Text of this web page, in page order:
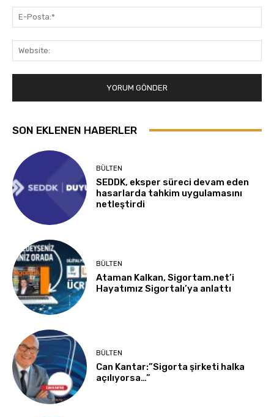
SON EKLENEN HABERLER
BÜLTEN
SEDDK, eksper süreci devam eden
hasarlarda tahkim uygulamasını
netleştirdi
BÜLTEN
Ataman Kalkan, Sigortam.net’i
Hayatımız Sigortalı’ya anlattı
BÜLTEN
Can Kantar:”Sigorta şirketi halka
açılıyorsa…”